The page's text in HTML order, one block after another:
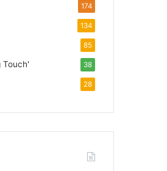
174
134
85
Touch' 38
28